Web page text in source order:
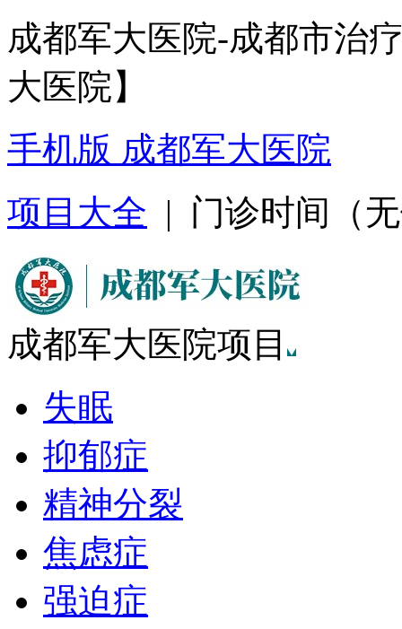
成都军大医院-成都市治
大医院】
手机版 成都军大医院
项目大全 | 门诊时间（
成都军大医院项目
失眠
抑郁症
精神分裂
焦虑症
强迫症